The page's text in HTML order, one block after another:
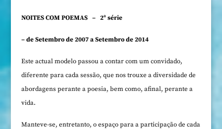
NOITES COM POEMAS – 2ª série
– de Setembro de 2007 a Setembro de 2014
Este actual modelo passou a contar com um convidado,
diferente para cada sessão, que nos trouxe a diversidade de
abordagens perante a poesia, bem como, afinal, perante a
vida.
Manteve-se, entretanto, o espaço para a participação de cada